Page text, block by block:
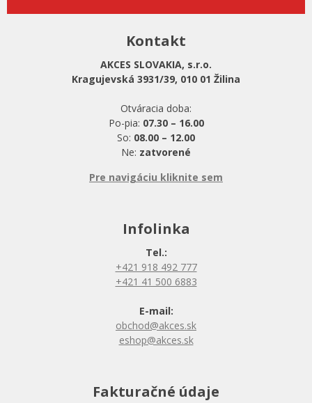
Kontakt
AKCES SLOVAKIA, s.r.o.
Kragujevská 3931/39, 010 01 Žilina
Otváracia doba:
Po-pia: 07.30 – 16.00
So: 08.00 – 12.00
Ne: zatvorené
Pre navigáciu kliknite sem
Infolinka
Tel.:
+421 918 492 777
+421 41 500 6883
E-mail:
obchod@akces.sk
eshop@akces.sk
Fakturačné údaje